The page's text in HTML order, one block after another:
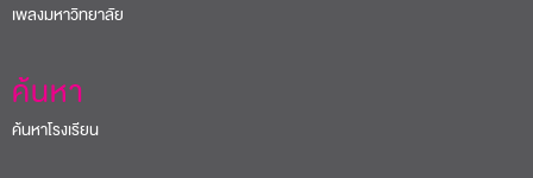
เพลงมหาวิทยาลัย
ค้นหา
ค้นหาโรงเรียน